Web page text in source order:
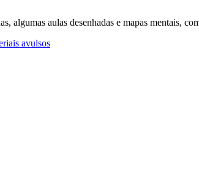
algumas aulas desenhadas e mapas mentais,
avulsos